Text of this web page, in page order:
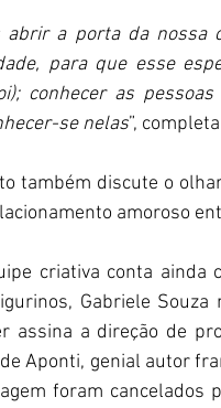
abrir a porta da nossa
para que esse
conhecer as
se nelas”,
também discute o
amoroso
criativa conta ainda
Gabriele
assina a direção de
Aponti, genial autor
foram cancelados